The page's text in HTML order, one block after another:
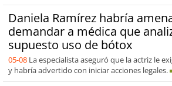
Daniela Ramírez habría
demandar a médica que
supuesto uso de bótox
05-08 La especialista aseguró que la actriz le
y habría advertido con iniciar acciones legales.